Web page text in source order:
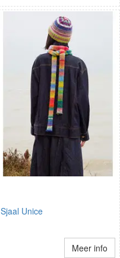
Sjaal Unice
Meer info